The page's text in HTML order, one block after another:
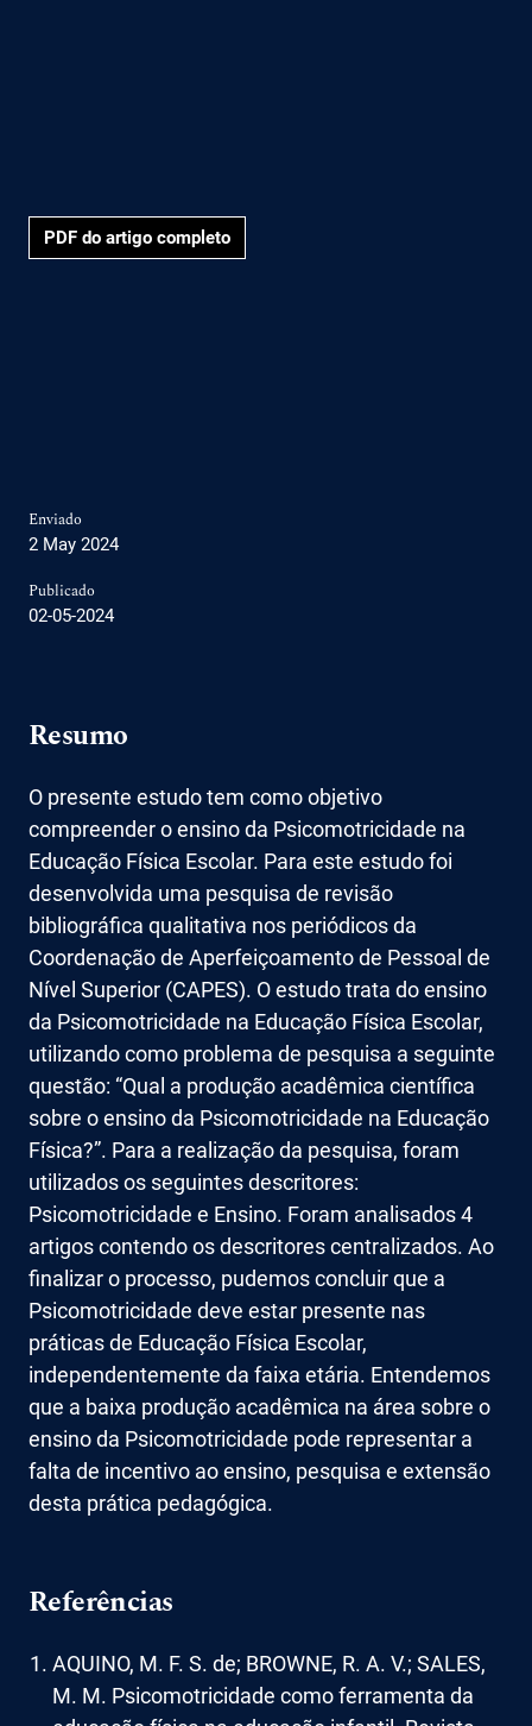
PDF do artigo completo
Enviado
2 May 2024
Publicado
02-05-2024
Resumo
O presente estudo tem como objetivo
compreender o ensino da Psicomotricidade na
Educação Física Escolar. Para este estudo foi
desenvolvida uma pesquisa de revisão
bibliográfica qualitativa nos periódicos da
Coordenação de Aperfeiçoamento de Pessoal de
Nível Superior (CAPES). O estudo trata do ensino
da Psicomotricidade na Educação Física Escolar,
utilizando como problema de pesquisa a seguinte
questão: “Qual a produção acadêmica científica
sobre o ensino da Psicomotricidade na Educação
Física?”. Para a realização da pesquisa, foram
utilizados os seguintes descritores:
Psicomotricidade e Ensino. Foram analisados 4
artigos contendo os descritores centralizados. Ao
finalizar o processo, pudemos concluir que a
Psicomotricidade deve estar presente nas
práticas de Educação Física Escolar,
independentemente da faixa etária. Entendemos
que a baixa produção acadêmica na área sobre o
ensino da Psicomotricidade pode representar a
falta de incentivo ao ensino, pesquisa e extensão
desta prática pedagógica.
Referências
AQUINO, M. F. S. de; BROWNE, R. A. V.; SALES,
M. M. Psicomotricidade como ferramenta da